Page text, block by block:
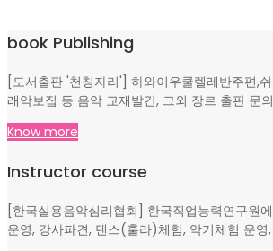
book Publishing
[도서출판 '천칭자리'] 하와이우쿨렐레반주편,
래악보집 등 음악 교재발간, 그외 장르 출판 문
Know more
Instructor course
[한국실용음악심리협회] 한국직업능력연구원
운영, 강사파견, 댄스(훌라)체험, 악기체험 운영